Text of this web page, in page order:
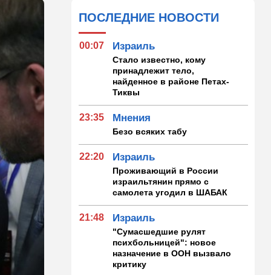
ПОСЛЕДНИЕ НОВОСТИ
00:07 Израиль
Стало известно, кому
принадлежит тело,
найденное в районе Петах-
Тиквы
23:35 Мнения
Безо всяких табу
22:20 Израиль
Проживающий в России
израильтянин прямо с
самолета угодил в ШАБАК
21:48 Израиль
"Сумасшедшие рулят
психбольницей": новое
назначение в ООН вызвало
критику